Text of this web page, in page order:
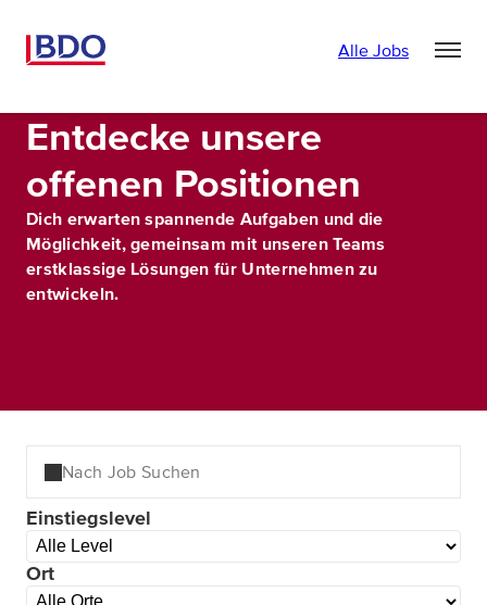
Alle Jobs
Entdecke unsere
offenen Positionen
Dich erwarten spannende Aufgaben und die
Möglichkeit, gemeinsam mit unseren Teams
erstklassige Lösungen für Unternehmen zu
entwickeln.
Einstiegslevel
Ort